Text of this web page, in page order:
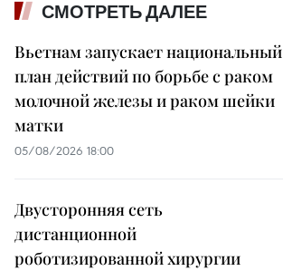
СМОТРЕТЬ ДАЛЕЕ
Вьетнам запускает национальный
план действий по борьбе с раком
молочной железы и раком шейки
матки
05/08/2026 18:00
Двусторонняя сеть
дистанционной
роботизированной хирургии